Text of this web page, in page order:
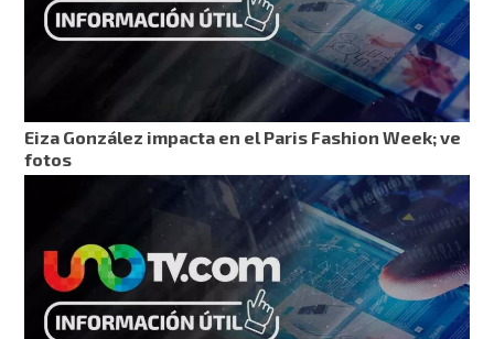
Eiza González impacta en el Paris Fashion Week; ve
fotos